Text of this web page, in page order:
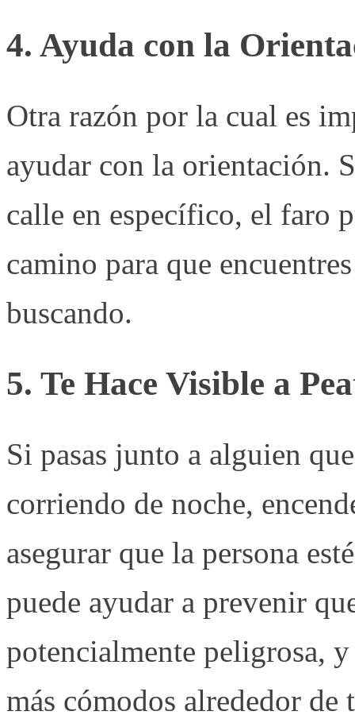
4. Ayuda con la
Otra razón por la cual es
ayudar con la orientación.
calle en específico, el faro
camino para que
buscando.
5. Te Hace Visible a
Si pasas junto a alguien
corriendo de noche,
asegurar que la persona
puede ayudar a prevenir
potencialmente peligrosa,
más cómodos alrededor